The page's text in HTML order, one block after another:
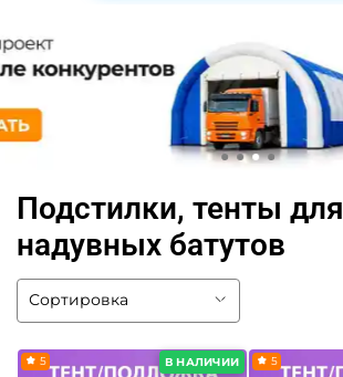
Подстилки, тенты для
надувных батутов
В НАЛИЧИИ
5 5